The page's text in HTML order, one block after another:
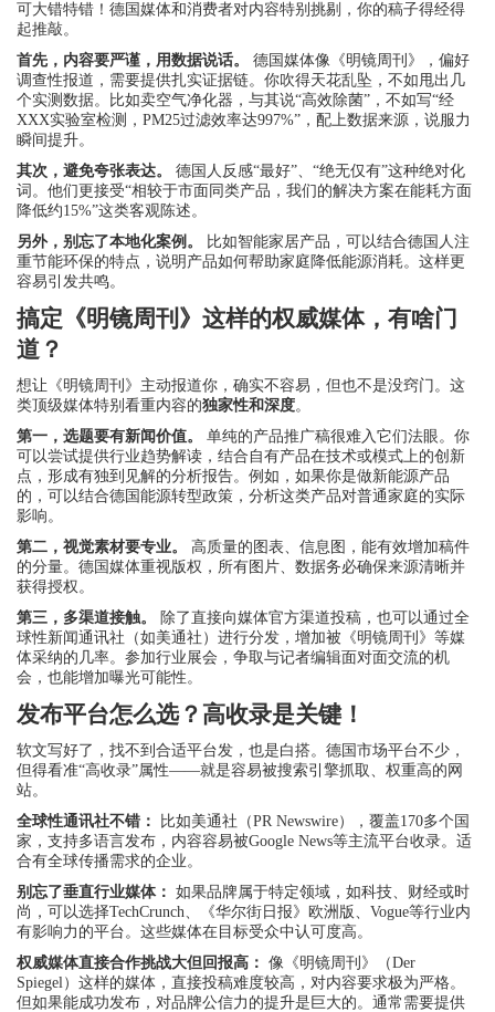
可大错特错！德国媒体和消费者对内容特别挑剔，你的稿子得经得
起推敲。
首先，内容要严谨，用数据说话。
德国媒体像《明镜周刊》，偏好
调查性报道，需要提供扎实证据链。你吹得天花乱坠，不如甩出几
个实测数据。比如卖空气净化器，与其说“高效除菌”，不如写“经
XXX实验室检测，PM25过滤效率达997%”，配上数据来源，说服力
瞬间提升。
其次，避免夸张表达。
德国人反感“最好”、“绝无仅有”这种绝对化
词。他们更接受“相较于市面同类产品，我们的解决方案在能耗方面
降低约15%”这类客观陈述。
另外，别忘了本地化案例。
比如智能家居产品，可以结合德国人注
重节能环保的特点，说明产品如何帮助家庭降低能源消耗。这样更
容易引发共鸣。
搞定《明镜周刊》这样的权威媒体，有啥门
道？
想让《明镜周刊》主动报道你，确实不容易，但也不是没窍门。这
类顶级媒体特别看重内容的独家性和深度。
第一，选题要有新闻价值。
单纯的产品推广稿很难入它们法眼。你
可以尝试提供行业趋势解读，结合自有产品在技术或模式上的创新
点，形成有独到见解的分析报告。例如，如果你是做新能源产品
的，可以结合德国能源转型政策，分析这类产品对普通家庭的实际
影响。
第二，视觉素材要专业。
高质量的图表、信息图，能有效增加稿件
的分量。德国媒体重视版权，所有图片、数据务必确保来源清晰并
获得授权。
第三，多渠道接触。
除了直接向媒体官方渠道投稿，也可以通过全
球性新闻通讯社（如美通社）进行分发，增加被《明镜周刊》等媒
体采纳的几率。参加行业展会，争取与记者编辑面对面交流的机
会，也能增加曝光可能性。
发布平台怎么选？高收录是关键！
软文写好了，找不到合适平台发，也是白搭。德国市场平台不少，
但得看准“高收录”属性——就是容易被搜索引擎抓取、权重高的网
站。
全球性通讯社不错：
比如美通社（PR Newswire），覆盖170多个国
家，支持多语言发布，内容容易被Google News等主流平台收录。适
合有全球传播需求的企业。
别忘了垂直行业媒体： 如果品牌属于特定领域，如科技、财经或时
尚，可以选择TechCrunch、《华尔街日报》欧洲版、Vogue等行业内
有影响力的平台。这些媒体在目标受众中认可度高。
权威媒体直接合作挑战大但回报高： 像《明镜周刊》（Der
Spiegel）这样的媒体，直接投稿难度较高，对内容要求极为严格。
但如果能成功发布，对品牌公信力的提升是巨大的。通常需要提供